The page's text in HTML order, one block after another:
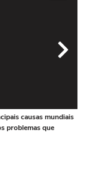
causas mundiais
problemas que